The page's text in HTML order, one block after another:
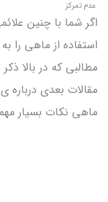
عدم تمرکز
اگر شما با چنین
استفاده از ماهی را
مطالبی که در بالا
مقالات بعدی
ماهی نکات بسیار